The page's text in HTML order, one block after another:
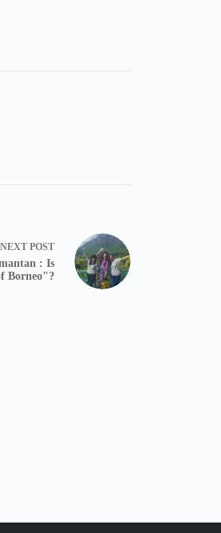
NEXT POST
: Is
Borneo"?